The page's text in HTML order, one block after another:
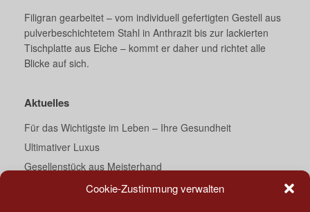
Cookie-Zustimmung verwalten
Filigran gearbeitet – vom individuell gefertigten Gestell aus
pulverbeschichtetem Stahl in Anthrazit bis zur lackierten
Tischplatte aus Eiche – kommt er daher und richtet alle
Blicke auf sich.
Aktuelles
Für das Wichtigste im Leben – Ihre Gesundheit
Ultimativer Luxus
Gesellenstück aus Meisterhand
Ein Traum von Bad